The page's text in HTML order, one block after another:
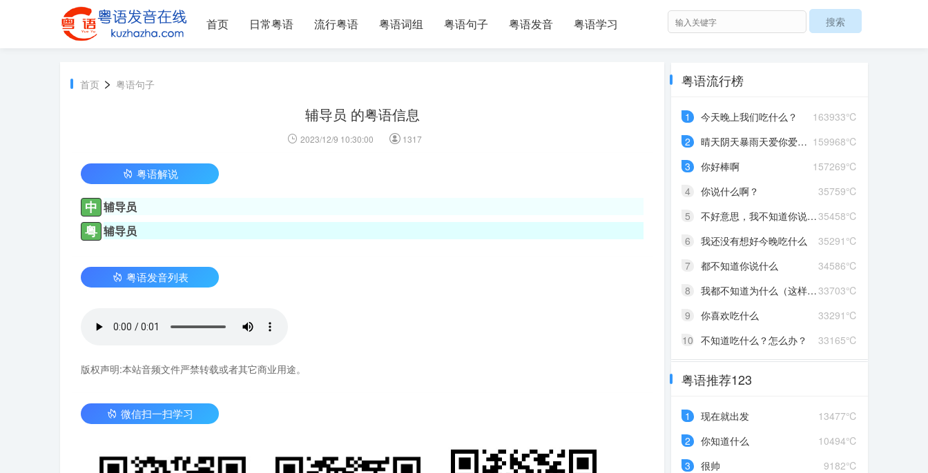
首页 日常粤语 流行粤语 粤语词组 粤语句子 粤语发音 粤语学习
首页 > 粤语句子
辅导员 的粤语信息
2023/12/9 10:30:00 1317
粤语解说
中 辅导员
粤 辅导员
粤语发音列表
版权声明:本站音频文件严禁转载或者其它商业用途。
微信扫一扫学习
粤语流行榜
163933℃
1
今天晚上我们吃什么？
159968℃
2
晴天阴天暴雨天爱你爱到发晒颠红茶绿茶菊花茶爱你爱到蒙查查
157269℃
3
你好棒啊
35759℃
4
你说什么啊？
35458℃
5
不好意思，我不知道你说什么
35291℃
6
我还没有想好今晚吃什么
34586℃
7
都不知道你说什么
33703℃
8
我都不知道为什么（这样做）
33291℃
9
你喜欢吃什么
33165℃
10 不知道吃什么？怎么办？
粤语推荐123
13477℃
1
现在就出发
10494℃
2
你知道什么
9182℃
3
很帅